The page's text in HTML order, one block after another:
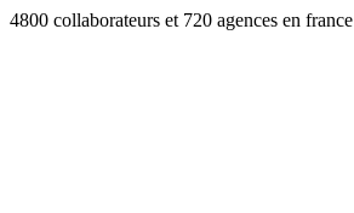
4800 collaborateurs et 720 agences en france